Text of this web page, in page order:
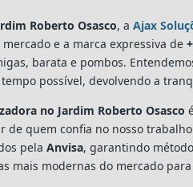
Roberto Osasco, aAjax
e a marca expressiva de
barata e pombos.
possível, devolvendo a
no Jardim Roberto Osasco
de quem confia no nosso
pelaAnvisa, garantindo
mais modernas do mercado